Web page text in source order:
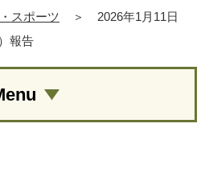
スポーツ ＞
2026年1月11日
報告